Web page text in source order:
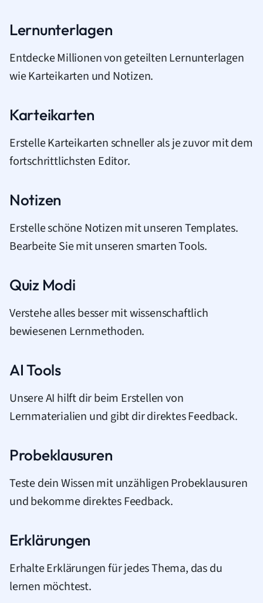
Lernunterlagen
Entdecke Millionen von geteilten Lernunterlagen
wie Karteikarten und Notizen.
Karteikarten
Erstelle Karteikarten schneller als je zuvor mit dem
fortschrittlichsten Editor.
Notizen
Erstelle schöne Notizen mit unseren Templates.
Bearbeite Sie mit unseren smarten Tools.
Quiz Modi
Verstehe alles besser mit wissenschaftlich
bewiesenen Lernmethoden.
AI Tools
Unsere AI hilft dir beim Erstellen von
Lernmaterialien und gibt dir direktes Feedback.
Probeklausuren
Teste dein Wissen mit unzähligen Probeklausuren
und bekomme direktes Feedback.
Erklärungen
Erhalte Erklärungen für jedes Thema, das du
lernen möchtest.